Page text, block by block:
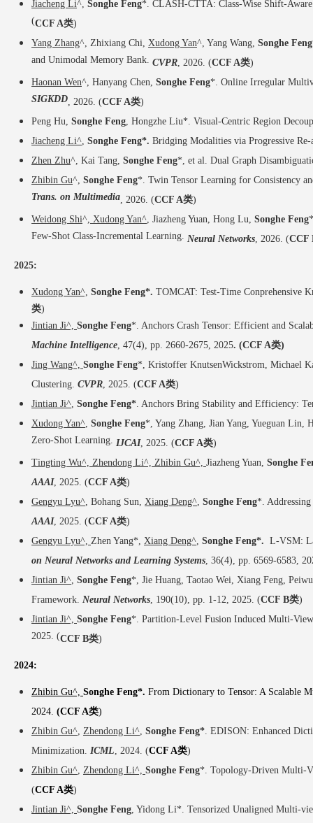
Jiacheng Li^, Songhe Feng*. CLASH-CTTA: Class-Wise Shift-
(CCF A类)
Yang Zhang^, Zhixiang Chi, Xudong Yan^, Yang Wang, Songhe
and Unimodal Memory Bank. CVPR, 2026. (CCF A类)
Haonan Wen^, Hanyang Chen, Songhe Feng*. Online Irregular
SIGKDD, 2026. (CCF A类)
Peng Hu, Songhe Feng, Hongzhe Liu*. Visual-Centric Region
Jiacheng Li^, Songhe Feng*. Bridging Modalities via Progressive
Zhen Zhu^, Kai Tang, Songhe Feng*, et al. Dual Graph
Zhibin Gu^, Songhe Feng*. Twin Tensor Learning for Consistency
Trans. on Multimedia, 2026. (CCF A类)
Weidong Shi^, Xudong Yan^, Jiazheng Yuan, Hong Lu, Songhe Feng
Few-Shot Class-Incremental Learning. Neural Networks, 2026. (CCF
2025:
Xudong Yan^, Songhe Feng*. TOMCAT: Test-Time Conprehensive
类)
Jintian Ji^, Songhe Feng*. Anchors Crash Tensor: Efficient and
Machine Intelligence, 47(4), pp. 2660-2675, 2025. (CCF A类)
Jing Wang^, Songhe Feng*, Kristoffer KnutsenWickstrom, Michael
Clustering. CVPR, 2025. (CCF A类)
Jintian Ji^, Songhe Feng*. Anchors Bring Stability and Efficiency:
Xudong Yan^, Songhe Feng*, Yang Zhang, Jian Yang, Yueguan
Zero-Shot Learning. IJCAI, 2025. (CCF A类)
Tingting Wu^, Zhendong Li^, Zhibin Gu^, Jiazheng Yuan, Songhe
AAAI, 2025. (CCF A类)
Gengyu Lyu^, Bohang Sun, Xiang Deng^, Songhe Feng*.
AAAI, 2025. (CCF A类)
Gengyu Lyu^, Zhen Yang*, Xiang Deng^, Songhe Feng*. L-VSM:
on Neural Networks and Learning Systems, 36(4), pp. 6569-6583,
Jintian Ji^, Songhe Feng*, Jie Huang, Taotao Wei, Xiang Feng,
Framework. Neural Networks, 190(10), pp. 1-12, 2025. (CCF B类)
Jintian Ji^, Songhe Feng*. Partition-Level Fusion Induced Multi-
2025. (CCF B类)
2024:
Zhibin Gu^, Songhe Feng*. From Dictionary to Tensor: A Scalable
2024. (CCF A类)
Zhibin Gu^, Zhendong Li^, Songhe Feng*. EDISON: Enhanced
Minimization. ICML, 2024. (CCF A类)
Zhibin Gu^, Zhendong Li^, Songhe Feng*. Topology-Driven Multi-
(CCF A类)
Jintian Ji^, Songhe Feng, Yidong Li*. Tensorized Unaligned Multi-